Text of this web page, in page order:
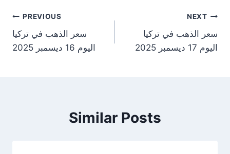
PREVIOUS
سعر الذهب في تركيا
اليوم 16 ديسمبر 2025
NEXT
سعر الذهب في تركيا
اليوم 17 ديسمبر 2025
Similar Posts